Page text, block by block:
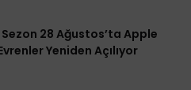
28 Ağustos’ta Apple
Yeniden Açılıyor